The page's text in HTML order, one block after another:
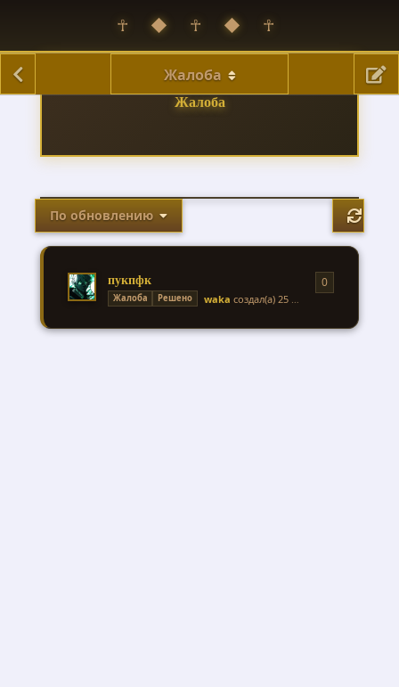
☥ ◆ ☥ ◆ ☥
Жалоба
Жалоба
По обновлению
пукпфк
Жалоба Решено waka создал(а) 25 апр
0